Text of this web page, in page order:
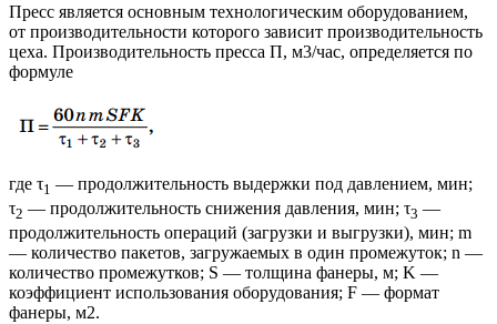
Пресс является основным технологическим оборудованием,
от производительности которого зависит производительность
цеха. Производительность пресса П, м3/час, определяется по
формуле
где τ1 — продолжительность выдержки под давлением, мин;
τ2 — продолжительность снижения давления, мин; τ3 —
продолжительность операций (загрузки и выгрузки), мин; m
— количество пакетов, загружаемых в один промежуток; n —
количество промежутков; S — толщина фанеры, м; K —
коэффициент использования оборудования; F — формат
фанеры, м2.